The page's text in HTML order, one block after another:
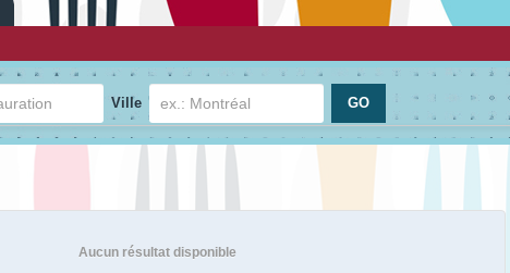
Ville
Aucun résultat disponible